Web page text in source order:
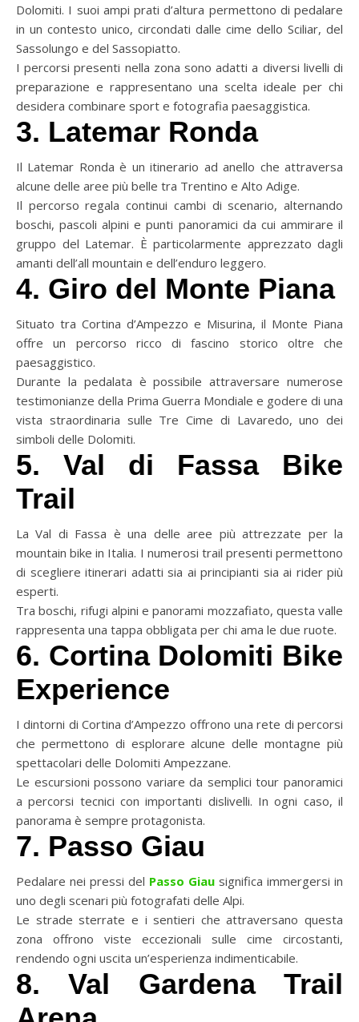
Dolomiti. I suoi ampi prati d’altura permettono di pedalare
in un contesto unico, circondati dalle cime dello Sciliar, del
Sassolungo e del Sassopiatto.
I percorsi presenti nella zona sono adatti a diversi livelli di
preparazione e rappresentano una scelta ideale per chi
desidera combinare sport e fotografia paesaggistica.
3. Latemar Ronda
Il Latemar Ronda è un itinerario ad anello che attraversa
alcune delle aree più belle tra Trentino e Alto Adige.
Il percorso regala continui cambi di scenario, alternando
boschi, pascoli alpini e punti panoramici da cui ammirare il
gruppo del Latemar. È particolarmente apprezzato dagli
amanti dell’all mountain e dell’enduro leggero.
4. Giro del Monte Piana
Situato tra Cortina d’Ampezzo e Misurina, il Monte Piana
offre un percorso ricco di fascino storico oltre che
paesaggistico.
Durante la pedalata è possibile attraversare numerose
testimonianze della Prima Guerra Mondiale e godere di una
vista straordinaria sulle Tre Cime di Lavaredo, uno dei
simboli delle Dolomiti.
5. Val di Fassa Bike
Trail
La Val di Fassa è una delle aree più attrezzate per la
mountain bike in Italia. I numerosi trail presenti permettono
di scegliere itinerari adatti sia ai principianti sia ai rider più
esperti.
Tra boschi, rifugi alpini e panorami mozzafiato, questa valle
rappresenta una tappa obbligata per chi ama le due ruote.
6. Cortina Dolomiti Bike
Experience
I dintorni di Cortina d’Ampezzo offrono una rete di percorsi
che permettono di esplorare alcune delle montagne più
spettacolari delle Dolomiti Ampezzane.
Le escursioni possono variare da semplici tour panoramici
a percorsi tecnici con importanti dislivelli. In ogni caso, il
panorama è sempre protagonista.
7. Passo Giau
Pedalare nei pressi del Passo Giau significa immergersi in
uno degli scenari più fotografati delle Alpi.
Le strade sterrate e i sentieri che attraversano questa
zona offrono viste eccezionali sulle cime circostanti,
rendendo ogni uscita un’esperienza indimenticabile.
8. Val Gardena Trail